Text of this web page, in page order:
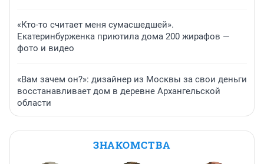
«Кто-то считает меня сумасшедшей».
Екатеринбурженка приютила дома 200 жирафов —
фото и видео
«Вам зачем он?»: дизайнер из Москвы за свои деньги
восстанавливает дом в деревне Архангельской
области
ЗНАКОМСТВА